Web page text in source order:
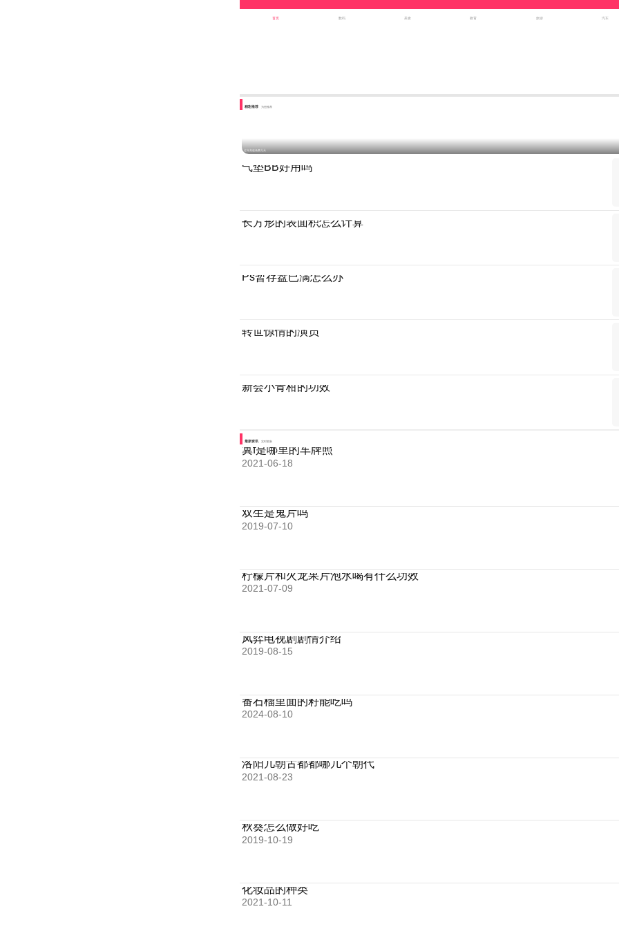
首页 数码 美食 教育 旅游 汽车
精彩推荐 为您推荐
过年高速免费几天
气垫BB好用吗
长方形的表面积怎么计算
Ps暂存盘已满怎么办
转世惊情的演员
新会小青柑的功效
最新资讯 实时更新
冀f是哪里的车牌照
2021-06-18
双生是鬼片吗
2019-07-10
柠檬片和火龙果片泡水喝有什么功效
2021-07-09
凤弈电视剧剧情介绍
2019-08-15
番石榴里面的籽能吃吗
2024-08-10
洛阳几朝古都都哪几个朝代
2021-08-23
秋葵怎么做好吃
2019-10-19
化妆品的种类
2021-10-11